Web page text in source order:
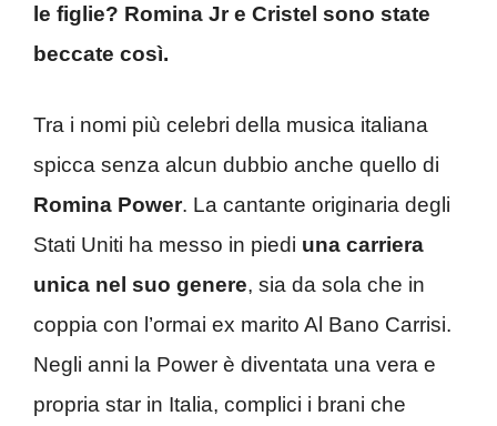
le figlie? Romina Jr e Cristel sono state
beccate così.
Tra i nomi più celebri della musica italiana
spicca senza alcun dubbio anche quello di
Romina Power. La cantante originaria degli
Stati Uniti ha messo in piedi una carriera
unica nel suo genere, sia da sola che in
coppia con l’ormai ex marito Al Bano Carrisi.
Negli anni la Power è diventata una vera e
propria star in Italia, complici i brani che